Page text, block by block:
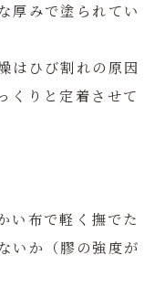
厚みで塗られてい
はひび割れの原因
くりと定着させて
い布で軽く撫でた
いか（膠の強度が